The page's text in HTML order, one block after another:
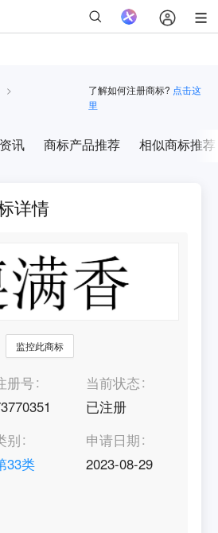
>
了解如何注册商标? 点击这
里
讯 商标产品推荐 相似商标推荐
详情
监控此商标
册号
当前状态
已注册
别
33类
申请日期
2023-08-29